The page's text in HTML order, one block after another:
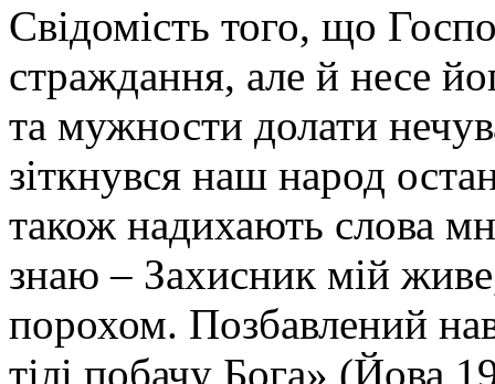
Свідомість того, що
страждання, але й несе
та мужности долати
зіткнувся наш народ
також надихають слова
знаю – Захисник мій
порохом. Позбавлений
тілі побачу Бога» (Йова